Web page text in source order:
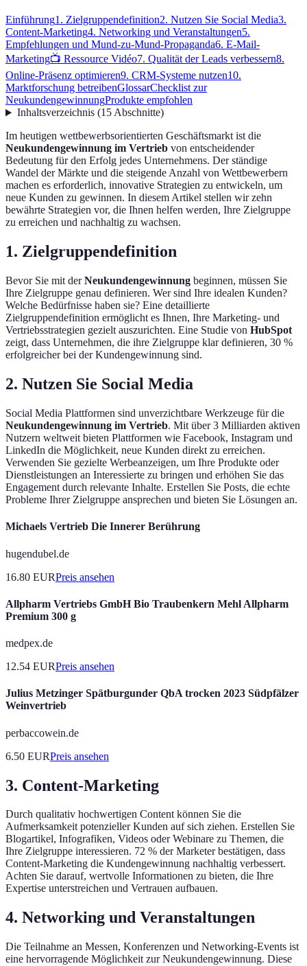
Einführung1. Zielgruppendefinition2. Nutzen Sie Social Media3.
Content-Marketing4. Networking und Veranstaltungen5.
Empfehlungen und Mund-zu-Mund-Propaganda6. E-Mail-
Marketing📺 Ressource Vidéo7. Qualität der Leads verbessern8.
Online-Präsenz optimieren9. CRM-Systeme nutzen10.
Marktforschung betreibenGlossarChecklist zur
NeukundengewinnungProdukte empfohlen
Inhaltsverzeichnis(15Abschnitte)
Im heutigen wettbewerbsorientierten Geschäftsmarkt ist die
Neukundengewinnung im Vertrieb von entscheidender
Bedeutung für den Erfolg jedes Unternehmens. Der ständige
Wandel der Märkte und die steigende Anzahl von Wettbewerbern
machen es erforderlich, innovative Strategien zu entwickeln, um
neue Kunden zu gewinnen. In diesem Artikel stellen wir zehn
bewährte Strategien vor, die Ihnen helfen werden, Ihre Zielgruppe
zu erreichen und nachhaltig zu wachsen.
1. Zielgruppendefinition
Bevor Sie mit derNeukundengewinnung beginnen, müssen Sie
Ihre Zielgruppe genau definieren. Wer sind Ihre idealen Kunden?
Welche Bedürfnisse haben sie? Eine detaillierte
Zielgruppendefinition ermöglicht es Ihnen, Ihre Marketing- und
Vertriebsstrategien gezielt auszurichten. Eine Studie von HubSpot
zeigt, dass Unternehmen, die ihre Zielgruppe klar definieren, 30 %
erfolgreicher bei der Kundengewinnung sind.
2. Nutzen Sie Social Media
Social Media Plattformen sind unverzichtbare Werkzeuge für die
Neukundengewinnung im Vertrieb. Mit über 3 Milliarden aktiven
Nutzern weltweit bieten Plattformen wie Facebook, Instagram und
LinkedIn die Möglichkeit, neue Kunden direkt zu erreichen.
Verwenden Sie gezielte Werbeanzeigen, um Ihre Produkte oder
Dienstleistungen an Interessierte zu bringen und erhöhen Sie das
Engagement durch relevante Inhalte. Erstellen Sie Posts, die echte
Probleme Ihrer Zielgruppe ansprechen und bieten Sie Lösungen an.
Michaels Vertrieb Die Innerer Berührung
hugendubel.de
16.80 EURPreis ansehen
Allpharm Vertriebs GmbH Bio Traubenkern Mehl Allpharm
Premium 300 g
medpex.de
12.54 EURPreis ansehen
Julius Metzinger Spätburgunder QbA trocken 2023 Südpfälzer
Weinvertrieb
perbaccowein.de
6.50 EURPreis ansehen
3. Content-Marketing
Durch qualitativ hochwertigen Content können Sie die
Aufmerksamkeit potenzieller Kunden auf sich ziehen. Erstellen Sie
Blogartikel, Infografiken, Videos oder Webinare zu Themen, die
Ihre Zielgruppe interessieren. 72 % der Marketer bestätigen, dass
Content-Marketing die Kundengewinnung nachhaltig verbessert.
Achten Sie darauf, wertvolle Informationen zu bieten, die Ihre
Expertise unterstreichen und Vertrauen aufbauen.
4. Networking und Veranstaltungen
Die Teilnahme an Messen, Konferenzen und Networking-Events ist
eine hervorragende Möglichkeit zur Neukundengewinnung. Diese